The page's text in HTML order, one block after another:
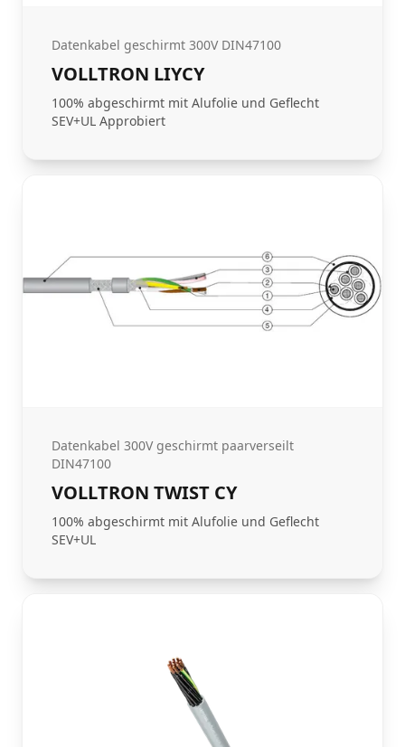
Datenkabel geschirmt 300V DIN47100
VOLLTRON LIYCY
100% abgeschirmt mit Alufolie und Geflecht
SEV+UL Approbiert
Datenkabel 300V geschirmt paarverseilt
DIN47100
VOLLTRON TWIST CY
100% abgeschirmt mit Alufolie und Geflecht
SEV+UL